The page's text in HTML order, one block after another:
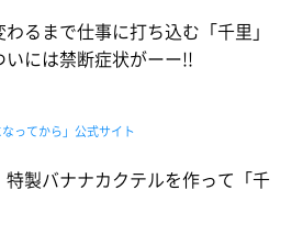
るまで仕事に打ち込む「千里」
には禁断症状がーー!!
ってから」公式サイト
製バナナカクテルを作って「千